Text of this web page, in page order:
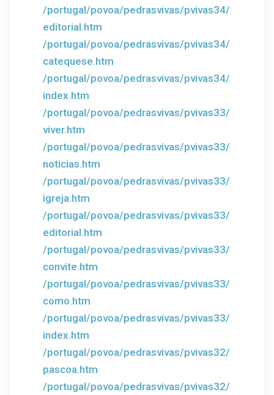
/portugal/povoa/pedrasvivas/pvivas34/
editorial.htm
/portugal/povoa/pedrasvivas/pvivas34/
catequese.htm
/portugal/povoa/pedrasvivas/pvivas34/
index.htm
/portugal/povoa/pedrasvivas/pvivas33/
viver.htm
/portugal/povoa/pedrasvivas/pvivas33/
noticias.htm
/portugal/povoa/pedrasvivas/pvivas33/
igreja.htm
/portugal/povoa/pedrasvivas/pvivas33/
editorial.htm
/portugal/povoa/pedrasvivas/pvivas33/
convite.htm
/portugal/povoa/pedrasvivas/pvivas33/
como.htm
/portugal/povoa/pedrasvivas/pvivas33/
index.htm
/portugal/povoa/pedrasvivas/pvivas32/
pascoa.htm
/portugal/povoa/pedrasvivas/pvivas32/